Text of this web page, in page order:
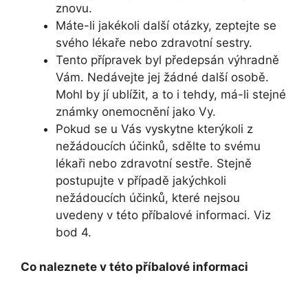
znovu.
Máte-li jakékoli další otázky, zeptejte se
svého lékaře nebo zdravotní sestry.
Tento přípravek byl předepsán výhradně
Vám. Nedávejte jej žádné další osobě.
Mohl by jí ublížit, a to i tehdy, má-li stejné
známky onemocnění jako Vy.
Pokud se u Vás vyskytne kterýkoli z
nežádoucích účinků, sdělte to svému
lékaři nebo zdravotní sestře. Stejně
postupujte v případě jakýchkoli
nežádoucích účinků, které nejsou
uvedeny v této příbalové informaci. Viz
bod 4.
Co naleznete v této příbalové informaci